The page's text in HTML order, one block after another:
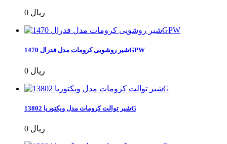
0 ریال
شیر روشویی کرومات مدل فدرال 1470GPW
0 ریال
شیر توالت کرومات مدل ویکتوریا 13802G
0 ریال